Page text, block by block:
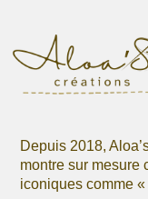
page
Depuis 2018,
montre sur mesure
iconiques comme